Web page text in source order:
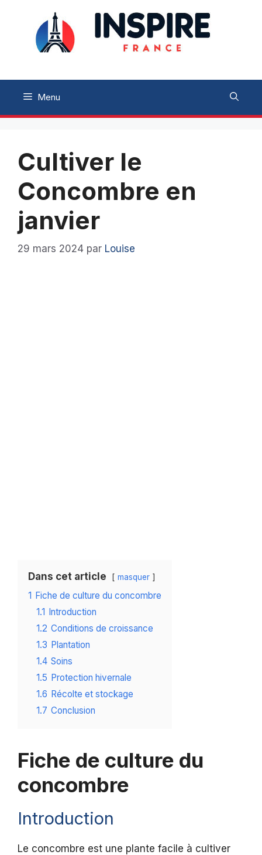
contenu
Menu
Cultiver le
Concombre en
janvier
29 mars 2024 par Louise
Dans cet article masquer
1 Fiche de culture du concombre
1.1 Introduction
1.2 Conditions de croissance
1.3 Plantation
1.4 Soins
1.5 Protection hivernale
1.6 Récolte et stockage
1.7 Conclusion
Fiche de culture du
concombre
Introduction
Le concombre est une plante facile à cultiver